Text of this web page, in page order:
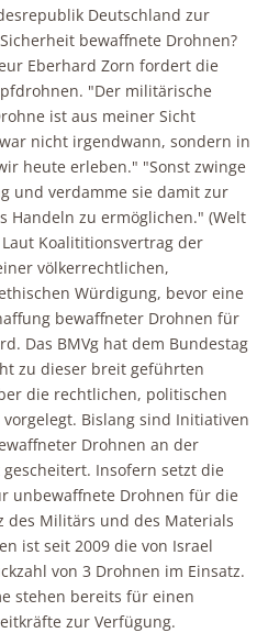
Deutschland zur
bewaffnete Drohnen?
Eberhard Zorn fordert die
"Der militärische
ist aus meiner Sicht
nicht irgendwann, sondern in
heute erleben." "Sonst zwinge
und verdamme sie damit zur
Handeln zu ermöglichen." (Welt
Laut Koalititionsvertrag der
völkerrechtlichen,
Würdigung, bevor eine
bewaffneter Drohnen für
Das BMVg hat dem Bundestag
zu dieser breit geführten
die rechtlichen, politischen
Bislang sind Initiativen
Drohnen an der
Insofern setzt die
unbewaffnete Drohnen für die
des Militärs und des Materials
ist seit 2009 die von Israel
von 3 Drohnen im Einsatz.
stehen bereits für einen
zur Verfügung.